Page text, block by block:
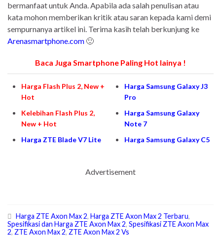
bermanfaat untuk Anda. Apabila ada salah penulisan atau
kata mohon memberikan kritik atau saran kepada kami demi
sempurnanya artikel ini. Terima kasih telah berkunjung ke
Arenasmartphone.com 🙂
Baca Juga Smartphone Paling Hot lainya !
Harga Flash Plus 2, New +
Hot
Kelebihan Flash Plus 2,
New + Hot
Harga ZTE Blade V7 Lite
Harga Samsung Galaxy J3
Pro
Harga Samsung Galaxy
Note 7
Harga Samsung Galaxy C5
Advertisement
Harga ZTE Axon Max 2, Harga ZTE Axon Max 2 Terbaru,
Spesifikasi dan Harga ZTE Axon Max 2, Spesifikasi ZTE Axon Max
2, ZTE Axon Max 2, ZTE Axon Max 2 Vs